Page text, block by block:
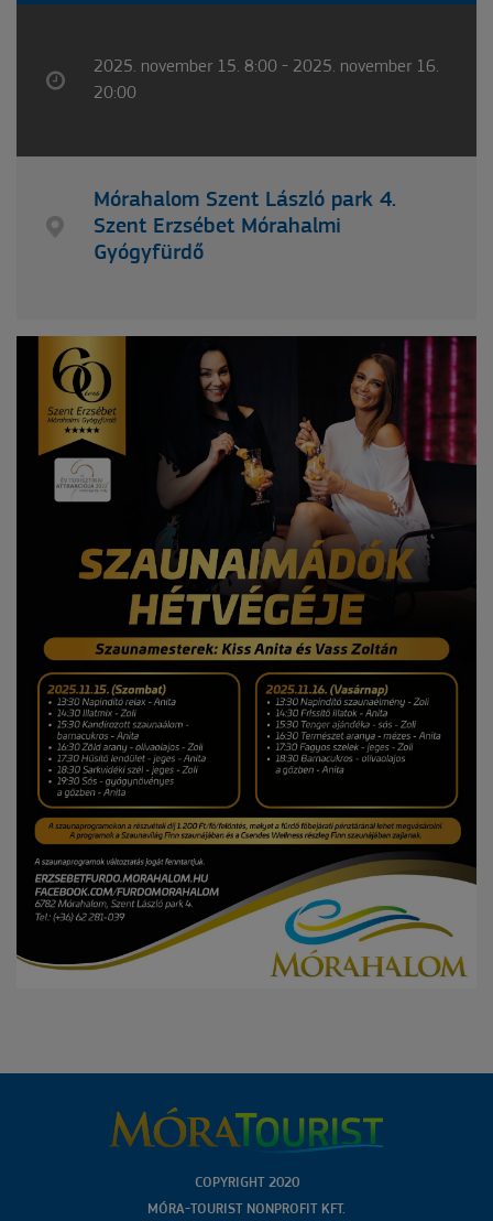
2025. november 15. 8:00 - 2025. november 16.
20:00
Mórahalom Szent László park 4.
Szent Erzsébet Mórahalmi
Gyógyfürdő
COPYRIGHT 2020
MÓRA-TOURIST NONPROFIT KFT.